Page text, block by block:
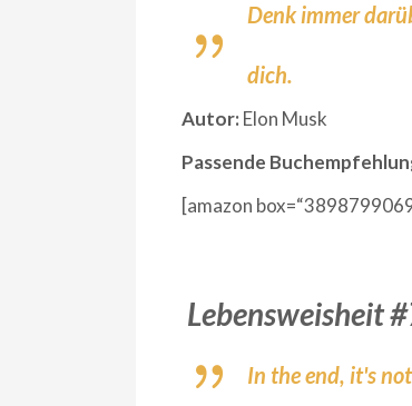
Denk immer
dich.
Autor: Elon Musk
Passende
[amazon
Lebensweisheit
In the end, it's